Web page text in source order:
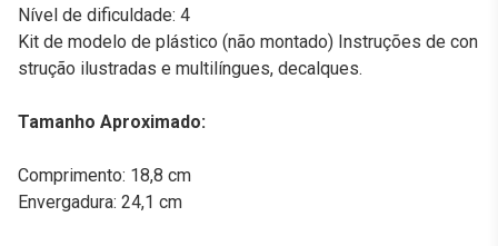
Nível de dificuldade: 4
Kit de modelo de plástico (não montado) Instruções de con
strução ilustradas e multilíngues, decalques.
Tamanho Aproximado:
Comprimento: 18,8 cm
Envergadura: 24,1 cm